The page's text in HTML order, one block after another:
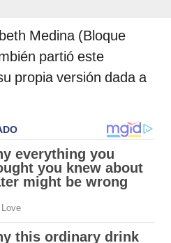
Medina (Bloque
partió este
propia versión dada a